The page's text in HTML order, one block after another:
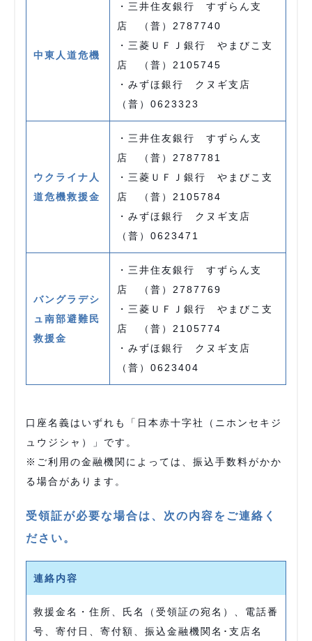
中東人道危機
・三井住友銀行 すずらん支
店 （普）2787740
・三菱ＵＦＪ銀行 やまびこ支
店 （普）2105745
・みずほ銀行 クヌギ支店
（普）0623323
ウクライナ人
道危機救援金
・三井住友銀行 すずらん支
店 （普）2787781
・三菱ＵＦＪ銀行 やまびこ支
店 （普）2105784
・みずほ銀行 クヌギ支店
（普）0623471
バングラデシ
ュ南部避難民
救援金
・三井住友銀行 すずらん支
店 （普）2787769
・三菱ＵＦＪ銀行 やまびこ支
店 （普）2105774
・みずほ銀行 クヌギ支店
（普）0623404
口座名義はいずれも「日本赤十字社（ニホンセキジ
ュウジシャ）」です。
※ご利用の金融機関によっては、振込手数料がかか
る場合があります。
受領証が必要な場合は、次の内容をご連絡く
ださい。
連絡内容
救援金名・住所、氏名（受領証の宛名）、電話番
号、寄付日、寄付額、振込金融機関名･支店名